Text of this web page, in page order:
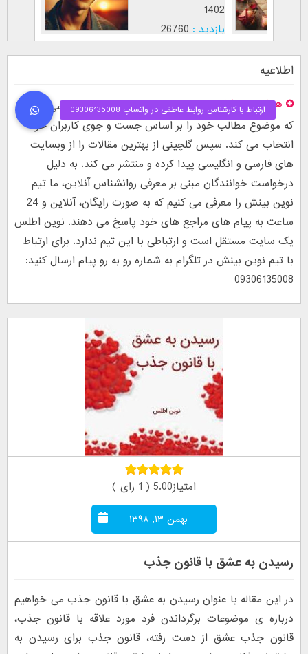
1402
بازدید : 26760
اطلاعیه
هدف نوین اطلس
نوین اطلس یک وبسایت پژوهشی است
که موضوع مطالب خود را بر اساس جست و جوی کاربران خود
انتخاب می کند. سپس گلچینی از بهترین مقالات را از وبسایت
های فارسی و انگلیسی پیدا کرده و منتشر می کند. به دلیل
درخواست خوانندگان مبنی بر معرفی روانشناس آنلاین، ما تیم
نوین بینش را معرفی می کنیم که به صورت رایگان، آنلاین و 24
ساعت به پیام های مراجع های خود پاسخ می دهند. نوین اطلس
یک سایت مستقل است و ارتباطی با این تیم ندارد. برای ارتباط
با تیم نوین بینش در تلگرام به شماره رو به رو پیام ارسال کنید:
09306135008
امتیاز5.00 ( 1 رای )
بهمن ۱۳, ۱۳۹۸
رسیدن به عشق با قانون جذب
در این مقاله با عنوان رسیدن به عشق با قانون جذب می خواهیم
درباره ی موضوعات برگرداندن فرد مورد علاقه با قانون جذب،
قانون جذب عشق از دست رفته، قانون جذب برای رسیدن به